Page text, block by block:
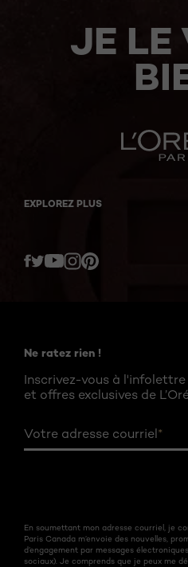
JE LE
EXPLOREZ PLUS
Twitter
Ne ratez rien !
Inscrivez-vous à
et offres exclusives de
Votre adresse courriel*
En soumettant mon adresse courriel, je
Paris Canada m’envoie des nouvelles,
d’engagement par messages
sociaux). Je comprends que je peux me